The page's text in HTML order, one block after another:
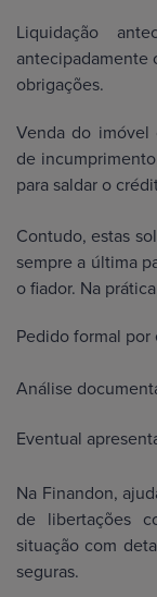
Liquidação
antecipadamente
obrigações.
Venda do imóvel
de
para saldar o
Contudo, estas
sempre a última
o fiador. Na
Pedido formal por
Análise
Eventual
Na Finandon,
de libertações
situação com
seguras.